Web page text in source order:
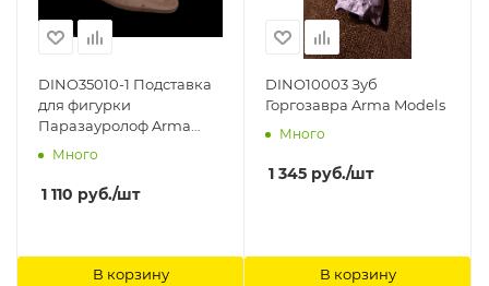
DINO35010-1 Подставка
для фигурки
Паразауролоф Arma
Models
Много
1 110 руб./шт
В корзину
DINO10003 Зуб
Горгозавра Arma Models
Много
1 345 руб./шт
В корзину